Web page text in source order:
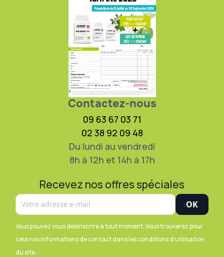
Contactez-nous
09 63 67 03 71
02 38 92 09 48
Du lundi au vendredi
8h à 12h et 14h à 17h
Recevez nos offres spéciales
Vous pouvez vous désinscrire à tout moment. Vous trouverez pour
cela nos informations de contact dans les conditions d'utilisation
du site.